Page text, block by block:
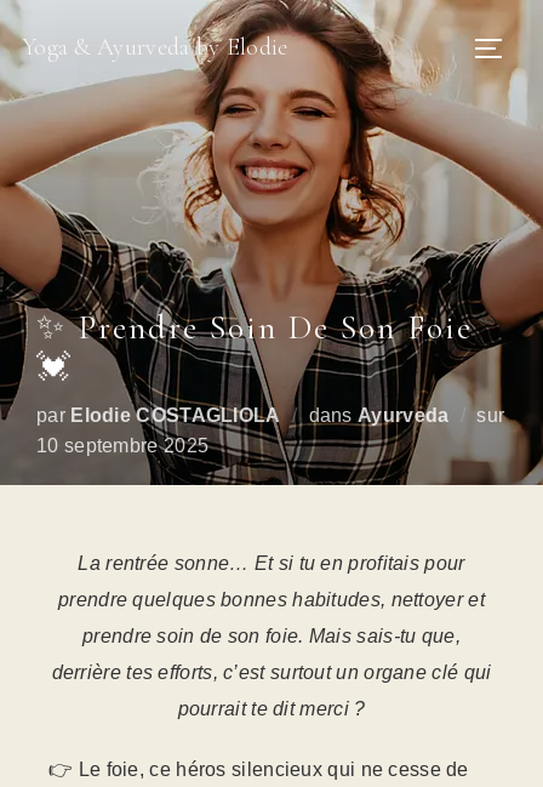
Yoga & Ayurveda by Elodie
✨ Prendre Soin De Son Foie
💓
par Elodie COSTAGLIOLA dansAyurveda
sur
10 septembre 2025
La rentrée sonne… Et si tu en profitais pour
prendre quelques bonnes habitudes, nettoyer et
prendre soin de son foie. Mais sais-tu que,
derrière tes efforts, c’est surtout un organe clé qui
pourrait te dit merci ?
👉 Le foie, ce héros silencieux qui ne cesse de